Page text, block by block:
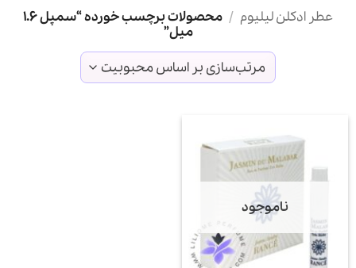
عطر ادکلن لیلیوم /
محصولات برچسب خورده “سمپل ۱.۶
میل”
ناموجود